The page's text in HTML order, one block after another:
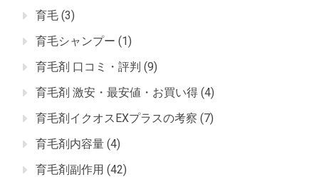
育毛 (3)
育毛シャンプー (1)
育毛剤 口コミ・評判 (9)
育毛剤 激安・最安値・お買い得 (4)
育毛剤イクオスEXプラスの考察 (7)
育毛剤内容量 (4)
育毛剤副作用 (42)